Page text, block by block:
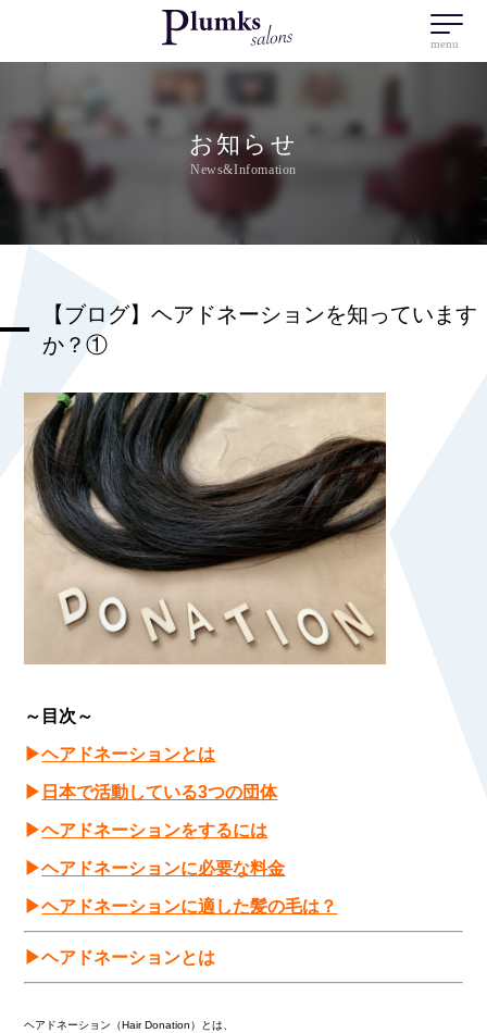
menu
お知らせ
News&Infomation
【ブログ】ヘアドネーションを知っています
か？①
～目次～
▶ヘアドネーションとは
▶ 日本で活動している3つの団体
▶ヘアドネーションをするには
▶ヘアドネーションに必要な料金
▶ヘアドネーションに適した髪の毛は？
▶ヘアドネーションとは
ヘアドネーション（Hair Donation）とは、